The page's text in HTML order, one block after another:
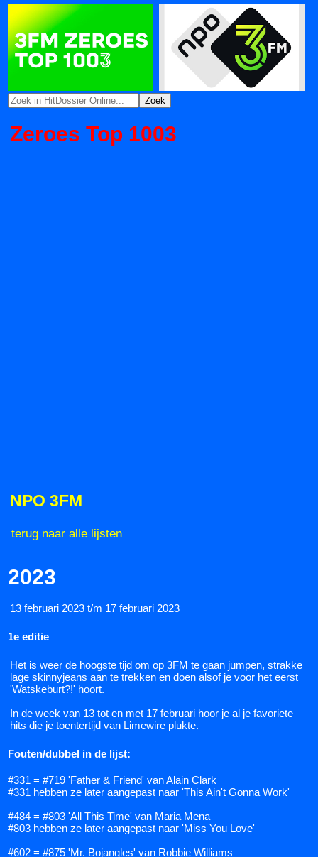
Zeroes Top 1003
NPO 3FM
terug naar alle lijsten
2023
13 februari 2023 t/m 17 februari 2023
1e editie
Het is weer de hoogste tijd om op 3FM te gaan jumpen, strakke
lage skinnyjeans aan te trekken en doen alsof je voor het eerst
'Watskeburt?!' hoort.
In de week van 13 tot en met 17 februari hoor je al je favoriete
hits die je toentertijd van Limewire plukte.
Fouten/dubbel in de lijst:
#331 = #719 'Father & Friend' van Alain Clark
#331 hebben ze later aangepast naar 'This Ain't Gonna Work'
#484 = #803 'All This Time' van Maria Mena
#803 hebben ze later aangepast naar 'Miss You Love'
#602 = #875 'Mr. Bojangles' van Robbie Williams